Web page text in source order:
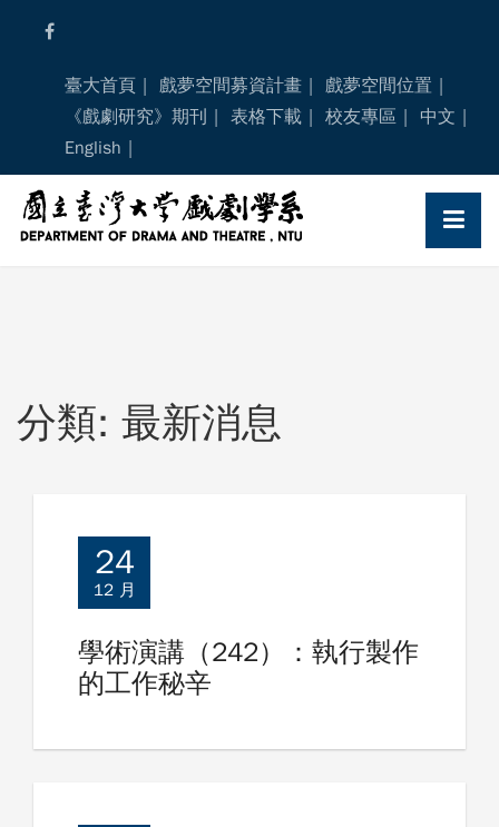
臺大首頁 戲夢空間募資計畫
戲夢空間位置
《戲劇研究》期刊
表格下載 校友專區
中文
English
分類: 最新消息
24
12 月
學術演講（242）：執行製作
的工作秘辛